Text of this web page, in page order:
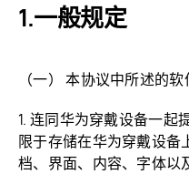
一般规定
（一） 本协议中所述的软
1. 连同华为穿戴设备一起
限于存储在华为穿戴设备
档、界面、内容、字体以